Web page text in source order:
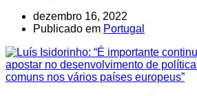
dezembro 16, 2022
Publicado em Portugal